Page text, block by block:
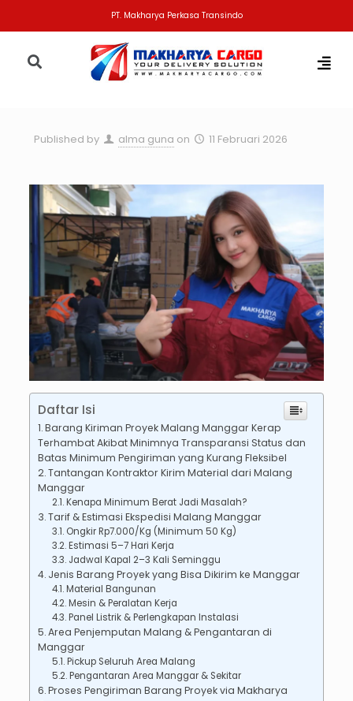
PT. Makharya Perkasa Transindo
Published by alma guna on 11 Februari 2026
Daftar Isi
Barang Kiriman Proyek Malang Manggar Kerap
Terhambat Akibat Minimnya Transparansi Status dan
Batas Minimum Pengiriman yang Kurang Fleksibel
Tantangan Kontraktor Kirim Material dari Malang
Manggar
Kenapa Minimum Berat Jadi Masalah?
Tarif & Estimasi Ekspedisi Malang Manggar
Ongkir Rp7.000/Kg (Minimum 50 Kg)
Estimasi 5–7 Hari Kerja
Jadwal Kapal 2–3 Kali Seminggu
Jenis Barang Proyek yang Bisa Dikirim ke Manggar
Material Bangunan
Mesin & Peralatan Kerja
Panel Listrik & Perlengkapan Instalasi
Area Penjemputan Malang & Pengantaran di
Manggar
Pickup Seluruh Area Malang
Pengantaran Area Manggar & Sekitar
Proses Pengiriman Barang Proyek via Makharya